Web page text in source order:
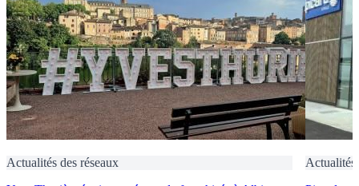
Actualités des réseaux
Actualités